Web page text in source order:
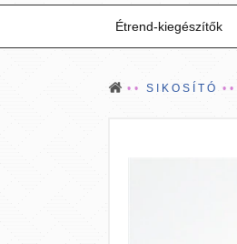
Étrend-kiegészítők
SIKOSÍTÓ